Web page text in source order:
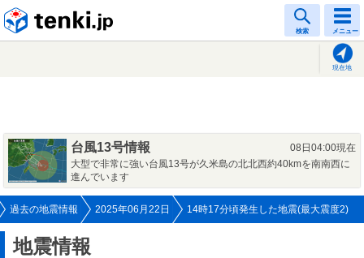
検索 メニュー
現在地
台風13号情報
08日04:00現在
大型で非常に強い台風13号が久米島の北北西約40kmを南南西に
進んでいます
過去の地震情報 2025年06月22日 14時17分頃発生した地震(最大震度2)
地震情報